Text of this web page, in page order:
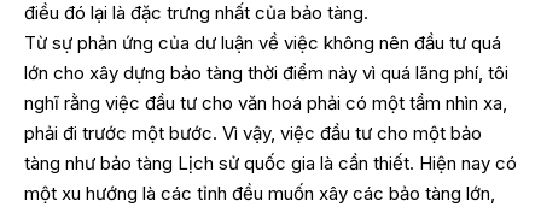
điều đó lại là đặc trưng nhất của bảo tàng.
Từ sự phản ứng của dư luận về việc không nên đầu tư quá
lớn cho xây dựng bảo tàng thời điểm này vì quá lãng phí, tôi
nghĩ rằng việc đầu tư cho văn hoá phải có một tầm nhìn xa,
phải đi trước một bước. Vì vậy, việc đầu tư cho một bảo
tàng như bảo tàng Lịch sử quốc gia là cần thiết. Hiện nay có
một xu hướng là các tỉnh đều muốn xây các bảo tàng lớn,